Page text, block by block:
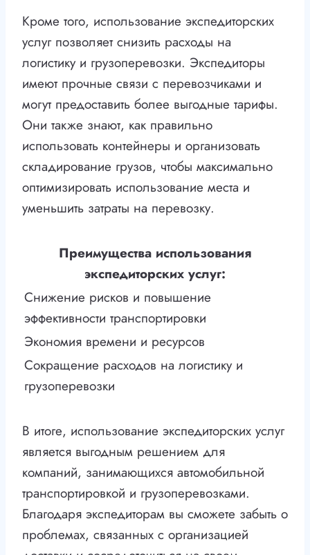
Кроме того, использование экспедиторских
услуг позволяет снизить расходы на
логистику и грузоперевозки. Экспедиторы
имеют прочные связи с перевозчиками и
могут предоставить более выгодные тарифы.
Они также знают, как правильно
использовать контейнеры и организовать
складирование грузов, чтобы максимально
оптимизировать использование места и
уменьшить затраты на перевозку.
Преимущества использования
экспедиторских услуг:
Снижение рисков и повышение
эффективности транспортировки
Экономия времени и ресурсов
Сокращение расходов на логистику и
грузоперевозки
В итоге, использование экспедиторских услуг
является выгодным решением для
компаний, занимающихся автомобильной
транспортировкой и грузоперевозками.
Благодаря экспедиторам вы сможете забыть о
проблемах, связанных с организацией